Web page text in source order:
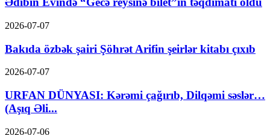
2026-07-07
Bakıda özbək şairi Şöhrət Arifin şeirlər kitabı çıxıb
2026-07-07
URFAN DÜNYASI: Kərəmi çağırıb, Dilqəmi səslər…
(Aşıq Əli...
2026-07-06